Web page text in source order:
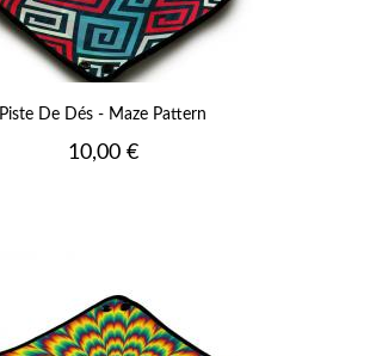
Piste De Dés - Maze Pattern
Prix
10,00 €